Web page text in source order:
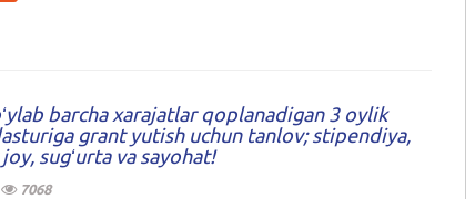
barcha xarajatlar qoplanadigan 3 oylik
grant yutish uchun tanlov; stipendiya,
sugʻurta va sayohat!
7068